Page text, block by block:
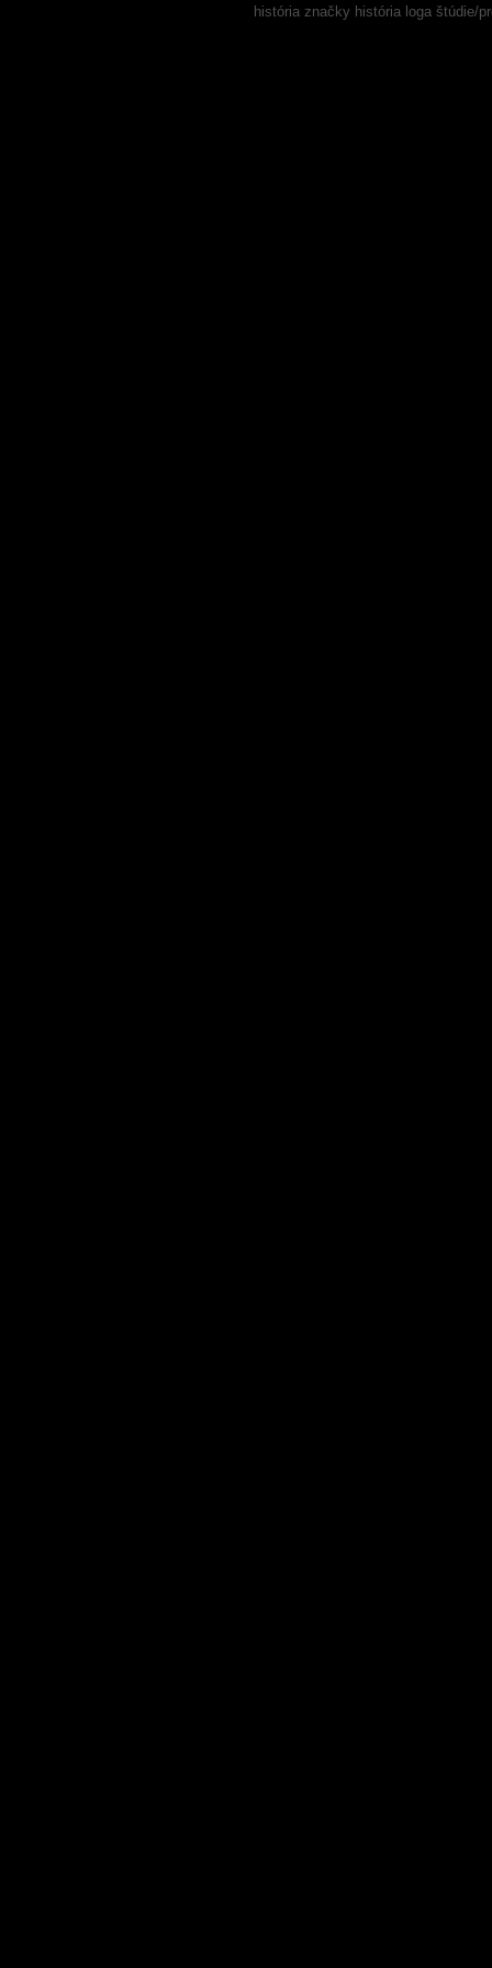
história značky história loga štúdie/